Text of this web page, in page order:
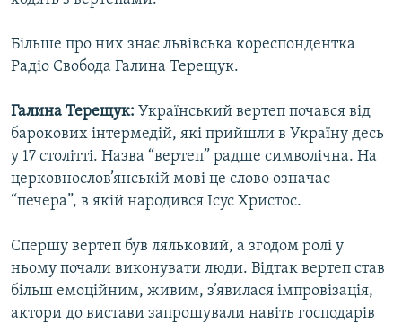
Більше про них знає львівська кореспондентка
Радіо Свобода Галина Терещук.
Галина Терещук: Український вертеп почався від
барокових інтермедій, які прийшли в Україну десь
у 17 столітті. Назва “вертеп” радше символічна. На
церковнослов’янській мові це слово означає
“печера”, в якій народився Ісус Христос.
Спершу вертеп був ляльковий, а згодом ролі у
ньому почали виконувати люди. Відтак вертеп став
більш емоційним, живим, з’явилася імпровізація,
актори до вистави запрошували навіть господарів